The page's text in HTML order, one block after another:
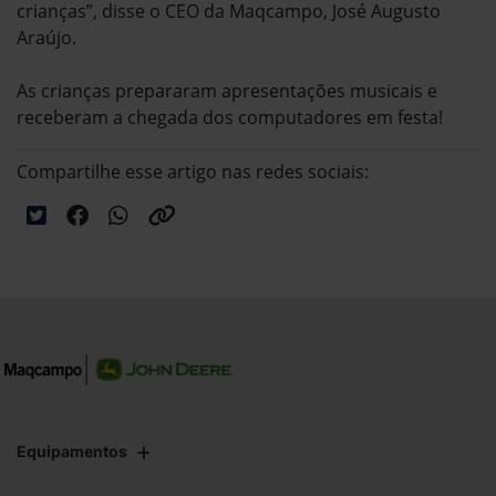
crianças”, disse o CEO da Maqcampo, José Augusto
Araújo.
As crianças prepararam apresentações musicais e
receberam a chegada dos computadores em festa!
Compartilhe esse artigo nas redes sociais:
Equipamentos